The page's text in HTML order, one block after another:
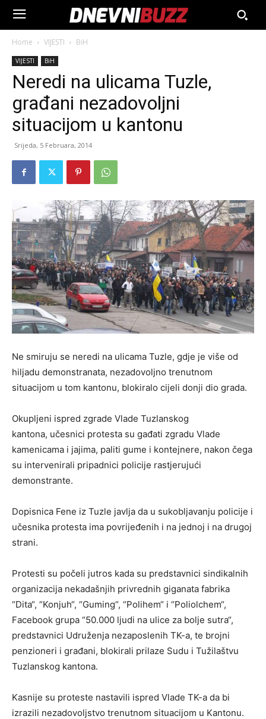
Home VIJESTI BiH
VIJESTI BiH
Neredi na ulicama Tuzle,
građani nezadovoljni
situacijom u kantonu
Srijeda, 5 Februara, 2014
Ne smiruju se neredi na ulicama Tuzle, gdje je više od
hiljadu demonstranata, nezadovoljno trenutnom
situacijom u tom kantonu, blokiralo cijeli donji dio grada.
Okupljeni ispred zgrade Vlade Tuzlanskog
kantona, učesnici protesta su gađati zgradu Vlade
kamenicama i jajima, paliti gume i kontejnere, nakon čega
su intervenirali pripadnici policije rastjerujući
demonstrante.
Dopisnica Fene iz Tuzle javlja da u sukobljavanju policije i
učesnika protesta ima povrijeđenih i na jednoj i na drugoj
strani.
Protesti su počeli jutros kada su predstavnici sindikalnih
organizacija nekadašnjih privrednih giganata fabrika
“Dita“, “Konjuh“, “Guming“, “Polihem“ i “Poliolchem“,
Facebook grupa “50.000 ljudi na ulice za bolje sutra“,
predstavnici Udruženja nezaposlenih TK-a, te brojni
penzioneri i građani, blokirali prilaze Sudu i Tužilaštvu
Tuzlanskog kantona.
Kasnije su proteste nastavili ispred Vlade TK-a da bi
izrazili nezadovoljstvo trenutnom situacijom u Kantonu.